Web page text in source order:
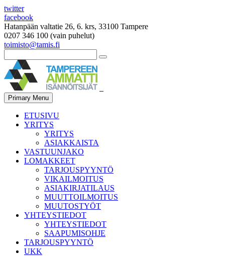
twitter
facebook
Hatanpään valtatie 26, 6. krs, 33100 Tampere
0207 346 100 (vain puhelut)
toimisto@tamis.fi
Primary Menu
ETUSIVU
YRITYS
YRITYS
ASIAKKAISTA
VASTUUNJAKO
LOMAKKEET
TARJOUSPYYNTÖ
VIKAILMOITUS
ASIAKIRJATILAUS
MUUTTOILMOITUS
MUUTOSTYÖT
YHTEYSTIEDOT
YHTEYSTIEDOT
SAAPUMISOHJE
TARJOUSPYYNTÖ
UKK